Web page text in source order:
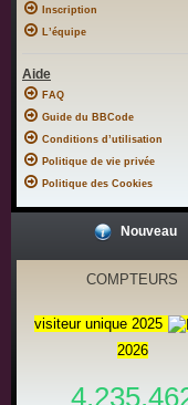
Inscription
L’équipe
Aide
FAQ
Guide du BBCode
Conditions d’utilisation
Politique de vie privée
Politique des Cookies
Nouveau
COMPTEURS
visiteur unique 2025
2026